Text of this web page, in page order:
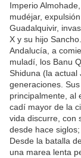
Imperio
mudéjar,
Guadalquivir,
X y su hijo Sancho.
Andalucía, a
muladí, los Banu
Shiduna (la actual
generaciones.
principalmente, al
cadí mayor de la
vida discurre, con
desde hace
Desde la batalla
una marea lenta